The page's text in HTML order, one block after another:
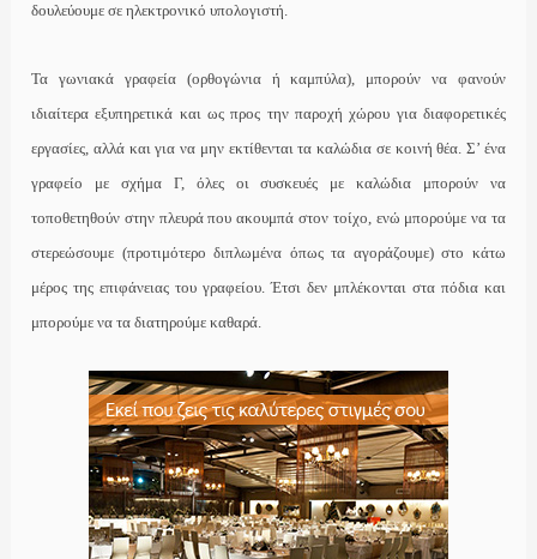
δουλεύουμε σε ηλεκτρονικό υπολογιστή.
Τα γωνιακά γραφεία (ορθογώνια ή καμπύλα), μπορούν να φανούν
ιδιαίτερα εξυπηρετικά και ως προς την παροχή χώρου για διαφορετικές
εργασίες, αλλά και για να μην εκτίθενται τα καλώδια σε κοινή θέα. Σ’ ένα
γραφείο με σχήμα Γ, όλες οι συσκευές με καλώδια μπορούν να
τοποθετηθούν στην πλευρά που ακουμπά στον τοίχο, ενώ μπορούμε να τα
στερεώσουμε (προτιμότερο διπλωμένα όπως τα αγοράζουμε) στο κάτω
μέρος της επιφάνειας του γραφείου. Έτσι δεν μπλέκονται στα πόδια και
μπορούμε να τα διατηρούμε καθαρά.